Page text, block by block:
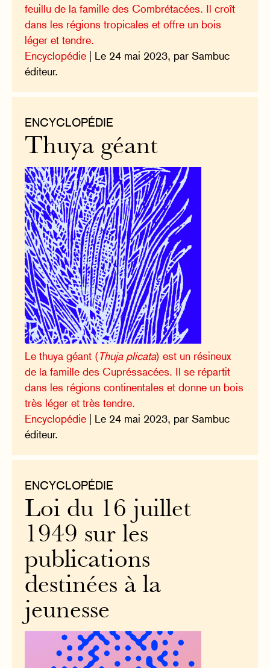
feuillu de la famille des Combrétacées. Il croît
dans les régions tropicales et offre un bois
léger et tendre.
Encyclopédie | Le 24 mai 2023, par Sambuc
éditeur.
ENCYCLOPÉDIE
Thuya géant
Le thuya géant (Thuja plicata) est un résineux
de la famille des Cupréssacées. Il se répartit
dans les régions continentales et donne un bois
très léger et très tendre.
Encyclopédie | Le 24 mai 2023, par Sambuc
éditeur.
ENCYCLOPÉDIE
Loi du 16 juillet
1949 sur les
publications
destinées à la
jeunesse